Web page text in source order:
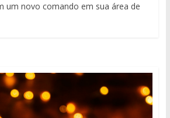
um novo comando em sua área de